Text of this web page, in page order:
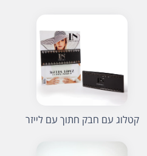
קטלוג עם חבק חתוך עם לייזר